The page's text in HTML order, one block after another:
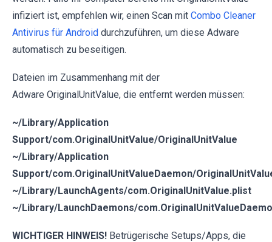
infiziert ist, empfehlen wir, einen Scan mit Combo Cleaner
Antivirus für Android durchzuführen, um diese Adware
automatisch zu beseitigen.
Dateien im Zusammenhang mit der
Adware OriginalUnitValue, die entfernt werden müssen:
~/Library/Application
Support/com.OriginalUnitValue/OriginalUnitValue
~/Library/Application
Support/com.OriginalUnitValueDaemon/
~/Library/LaunchAgents/com.OriginalUnitValue.plist
~/Library/LaunchDaemons/
WICHTIGER HINWEIS! Betrügerische Setups/Apps, die